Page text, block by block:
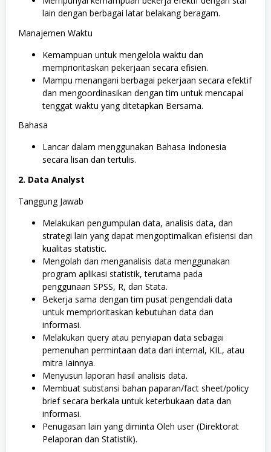
lain dengan berbagai latar belakang beragam.
Manajemen Waktu
Kemampuan untuk mengelola waktu dan
memprioritaskan pekerjaan secara efisien.
Mampu menangani berbagai pekerjaan secara efektif
dan mengoordinasikan dengan tim untuk mencapai
tenggat waktu yang ditetapkan Bersama.
Bahasa
Lancar dalam menggunakan Bahasa Indonesia
secara lisan dan tertulis.
2. Data Analyst
Tanggung Jawab
Melakukan pengumpulan data, analisis data, dan
strategi lain yang dapat mengoptimalkan efisiensi dan
kualitas statistic.
Mengolah dan menganalisis data menggunakan
program aplikasi statistik, terutama pada
penggunaan SPSS, R, dan Stata.
Bekerja sama dengan tim pusat pengendali data
untuk memprioritaskan kebutuhan data dan
informasi.
Melakukan query atau penyiapan data sebagai
pemenuhan permintaan data dari internal, KIL, atau
mitra Iainnya.
Menyusun laporan hasil analisis data.
Membuat substansi bahan paparan/fact sheet/po!icy
brief secara berkala untuk keterbukaan data dan
informasi.
Penugasan lain yang diminta Oleh user (Direktorat
Pelaporan dan Statistik).